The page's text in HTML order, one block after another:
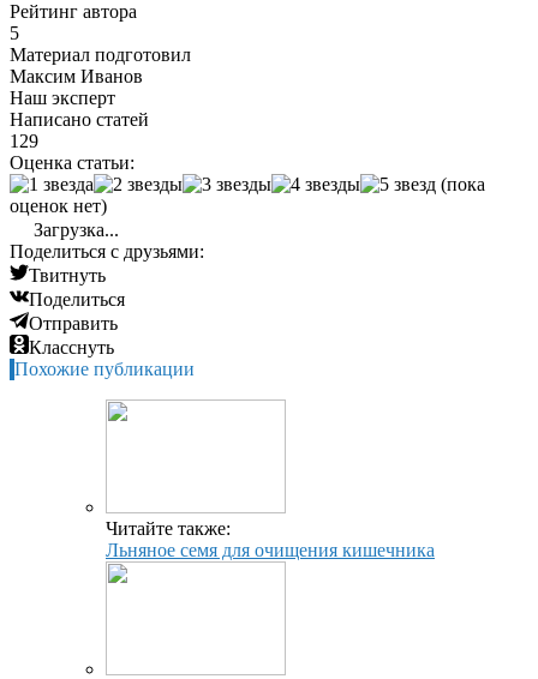
Рейтинг автора
5
Материал подготовил
Максим Иванов
Наш эксперт
Написано статей
129
Оценка статьи:
(пока
оценок нет)
Загрузка...
Поделиться с друзьями:
Твитнуть
Поделиться
Отправить
Класснуть
Похожие публикации
Читайте также:
Льняное семя для очищения кишечника